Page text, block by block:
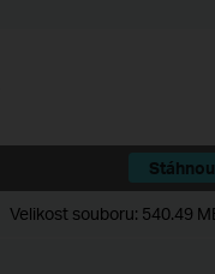
Velikost souboru: 540.49